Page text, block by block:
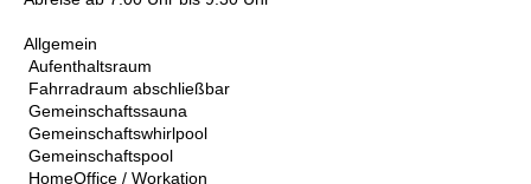
Allgemein
Aufenthaltsraum
Fahrradraum abschließbar
Gemeinschaftssauna
Gemeinschaftswhirlpool
Gemeinschaftspool
HomeOffice / Workation